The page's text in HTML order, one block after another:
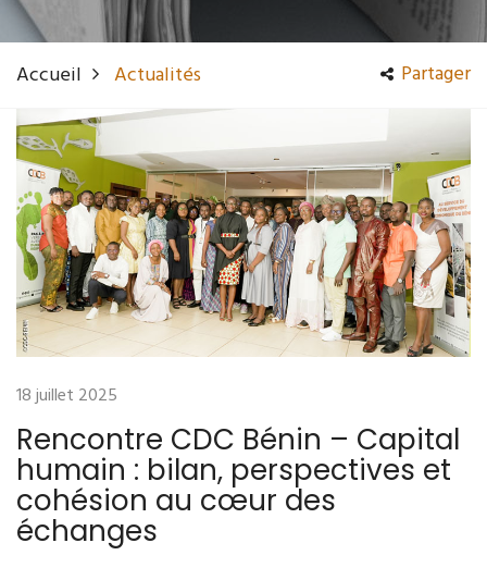
Accueil Actualités Partager
18 juillet 2025
Rencontre CDC Bénin – Capital
humain : bilan, perspectives et
cohésion au cœur des
échanges